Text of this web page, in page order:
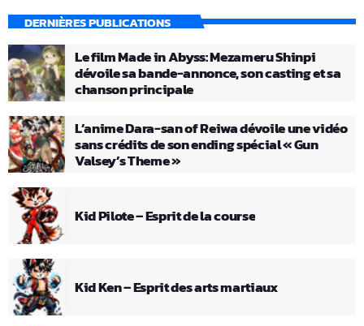
DERNIÈRES PUBLICATIONS
Le film Made in Abyss: Mezameru Shinpi
dévoile sa bande-annonce, son casting et sa
chanson principale
L’anime Dara-san of Reiwa dévoile une vidéo
sans crédits de son ending spécial « Gun
Valsey’s Theme »
Kid Pilote – Esprit de la course
Kid Ken – Esprit des arts martiaux